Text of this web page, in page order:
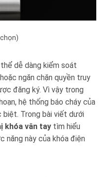
dễ dàng kiểm soát
ngăn chặn quyền truy
đăng ký. Vì vậy trong
hệ thống báo cháy của
Trong bài viết dưới
khóa vân tay tìm hiểu
năng này của khóa điện